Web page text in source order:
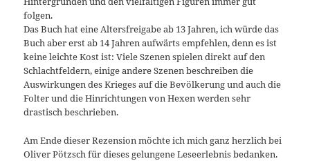
folgen.
Das Buch hat eine Altersfreigabe ab 13 Jahren, ich würde das
Buch aber erst ab 14 Jahren aufwärts empfehlen, denn es ist
keine leichte Kost ist: Viele Szenen spielen direkt auf den
Schlachtfeldern, einige andere Szenen beschreiben die
Auswirkungen des Krieges auf die Bevölkerung und auch die
Folter und die Hinrichtungen von Hexen werden sehr
drastisch beschrieben.
Am Ende dieser Rezension möchte ich mich ganz herzlich bei
Oliver Pötzsch für dieses gelungene Leseerlebnis bedanken.